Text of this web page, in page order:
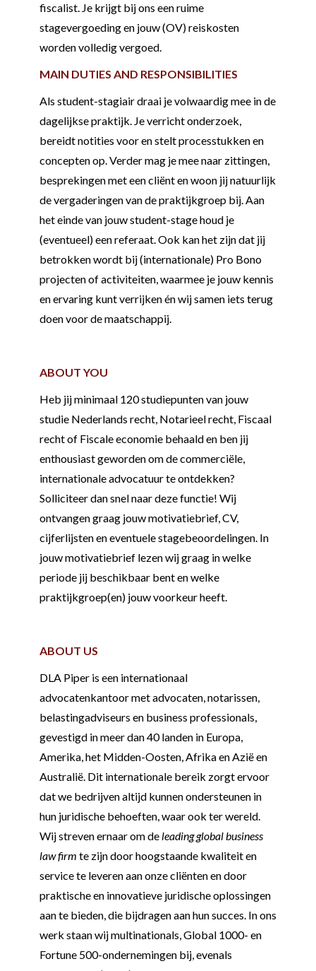
fiscalist. Je krijgt bij ons een ruime
stagevergoeding en jouw (OV) reiskosten
worden volledig vergoed.
MAIN DUTIES AND RESPONSIBILITIES
Als student-stagiair draai je volwaardig mee in de
dagelijkse praktijk. Je verricht onderzoek,
bereidt notities voor en stelt processtukken en
concepten op. Verder mag je mee naar zittingen,
besprekingen met een cliënt en woon jij natuurlijk
de vergaderingen van de praktijkgroep bij. Aan
het einde van jouw student-stage houd je
(eventueel) een referaat. Ook kan het zijn dat jij
betrokken wordt bij (internationale) Pro Bono
projecten of activiteiten, waarmee je jouw kennis
en ervaring kunt verrijken én wij samen iets terug
doen voor de maatschappij.
ABOUT YOU
Heb jij minimaal 120 studiepunten van jouw
studie Nederlands recht, Notarieel recht, Fiscaal
recht of Fiscale economie behaald en ben jij
enthousiast geworden om de commerciële,
internationale advocatuur te ontdekken?
Solliciteer dan snel naar deze functie! Wij
ontvangen graag jouw motivatiebrief, CV,
cijferlijsten en eventuele stagebeoordelingen. In
jouw motivatiebrief lezen wij graag in welke
periode jij beschikbaar bent en welke
praktijkgroep(en) jouw voorkeur heeft.
ABOUT US
DLA Piper is een internationaal
advocatenkantoor met advocaten, notarissen,
belastingadviseurs en business professionals,
gevestigd in meer dan 40 landen in Europa,
Amerika, het Midden-Oosten, Afrika en Azië en
Australië. Dit internationale bereik zorgt ervoor
dat we bedrijven altijd kunnen ondersteunen in
hun juridische behoeften, waar ook ter wereld.
Wij streven ernaar om deleading global business
law firm te zijn door hoogstaande kwaliteit en
service te leveren aan onze cliënten en door
praktische en innovatieve juridische oplossingen
aan te bieden, die bijdragen aan hun succes. In ons
werk staan wij multinationals, Global 1000- en
Fortune 500-ondernemingen bij, evenals